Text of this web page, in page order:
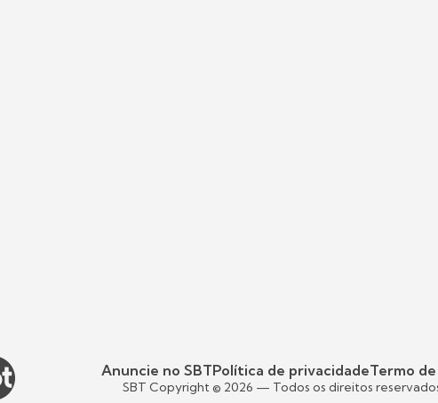
Anuncie no SBTPolítica de privacidadeTermo de
SBT Copyright © 2026 — Todos os direitos